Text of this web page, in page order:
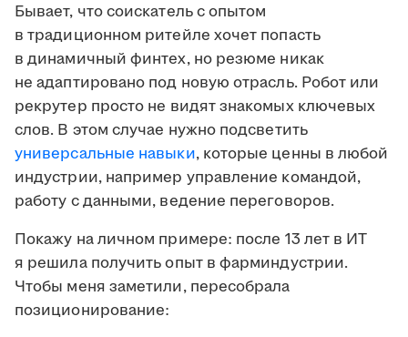
Бывает, что соискатель с опытом
в традиционном ритейле хочет попасть
в динамичный финтех, но резюме никак
не адаптировано под новую отрасль. Робот или
рекрутер просто не видят знакомых ключевых
слов. В этом случае нужно подсветить
универсальные навыки, которые ценны в любой
индустрии, например управление командой,
работу с данными, ведение переговоров.
Покажу на личном примере: после 13 лет в ИТ
я решила получить опыт в фарминдустрии.
Чтобы меня заметили, пересобрала
позиционирование: